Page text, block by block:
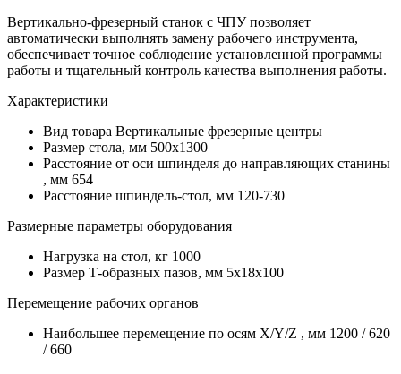
Вертикально-фрезерный станок с ЧПУ позволяет
автоматически выполнять замену рабочего инструмента,
обеспечивает точное соблюдение установленной программы
работы и тщательный контроль качества выполнения работы.
Характеристики
Вид товара Вертикальные фрезерные центры
Размер стола, мм 500х1300
Расстояние от оси шпинделя до направляющих станины
, мм 654
Расстояние шпиндель-стол, мм 120-730
Размерные параметры оборудования
Нагрузка на стол, кг 1000
Размер Т-образных пазов, мм 5х18х100
Перемещение рабочих органов
Наибольшее перемещение по осям X/Y/Z , мм 1200 / 620
/ 660